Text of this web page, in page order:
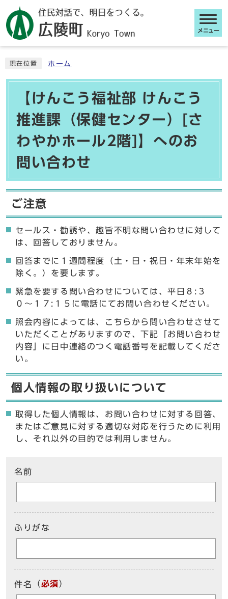
メニュー
現在位置 ホーム
【けんこう福祉部 けんこう
推進課（保健センター）[さ
わやかホール2階]】へのお
問い合わせ
ご注意
セールス・勧誘や、趣旨不明な問い合わせに対して
は、回答しておりません。
回答までに１週間程度（土・日・祝日・年末年始を
除く。）を要します。
緊急を要する問い合わせについては、平日８:３
０〜１７:１５に電話にてお問い合わせください。
照会内容によっては、こちらから問い合わせさせて
いただくことがありますので、下記「お問い合わせ
内容」に日中連絡のつく電話番号を記載してくださ
い。
個人情報の取り扱いについて
取得した個人情報は、お問い合わせに対する回答、
またはご意見に対する適切な対応を行うために利用
し、それ以外の目的では利用しません。
名前
ふりがな
件名 （必須）